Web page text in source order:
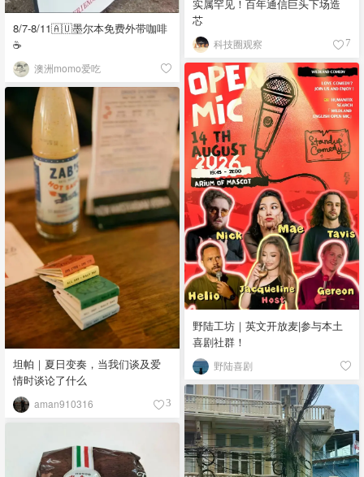
实属罕见！百年通信巨头下场造
芯
科技圈观察 7
8/7-8/11🇦🇺墨尔本免费外带咖啡
☕
澳洲momo爱吃
野陆工坊｜英文开放麦|参与本土
喜剧社群！
野陆喜剧
坦帕｜夏日变奏，当我们谈及爱
情时谈论了什么
aman910316 3